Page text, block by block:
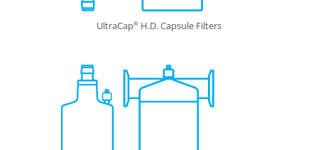
UltraCap® H.D. Capsule Filters